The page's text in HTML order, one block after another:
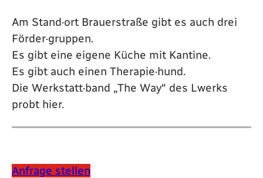
Am Stand·ort Brauerstraße gibt es auch drei
Förder·gruppen.
Es gibt eine eigene Küche mit Kantine.
Es gibt auch einen Therapie·hund.
Die Werkstatt·band „The Way“ des Lwerks
probt hier.
Anfrage stellen